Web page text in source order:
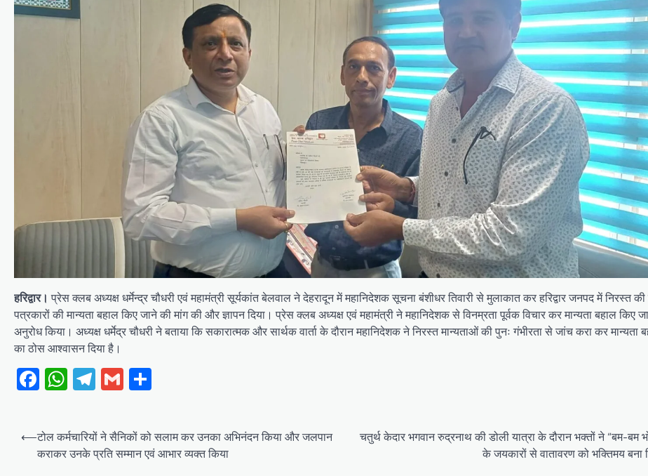
हरिद्वार। प्रेस क्लब अध्यक्ष धर्मेन्द्र चौधरी एवं महामंत्री सूर्यकांत बेलवाल ने देहरादून में महानिदेशक सूचना बंशीधर तिवारी से मुलाकात कर हरिद्वार जनपद में निरस्त की
पत्रकारों की मान्यता बहाल किए जाने की मांग की और ज्ञापन दिया। प्रेस क्लब अध्यक्ष एवं महामंत्री ने महानिदेशक से विनम्रता पूर्वक विचार कर मान्यता बहाल किए
अनुरोध किया। अध्यक्ष धर्मेद्र चौधरी ने बताया कि सकारात्मक और सार्थक वार्ता के दौरान महानिदेशक ने निरस्त मान्यताओं की पुनः गंभीरता से जांच करा कर मान्यता
का ठोस आश्वासन दिया है।
Facebook
WhatsApp
Telegram
Gmail
Post
navigation
⟵टोल कर्मचारियों ने सैनिकों को सलाम कर उनका अभिनंदन किया और जलपान
कराकर उनके प्रति सम्मान एवं आभार व्यक्त किया
चतुर्थ केदार भगवान रुद्रनाथ की डोली यात्रा के दौरान भक्तों ने “बम-बम
के जयकारों से वातावरण को भक्तिमय बना